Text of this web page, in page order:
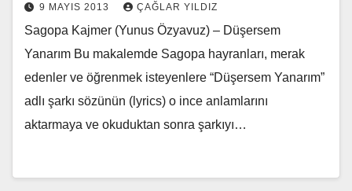
9 MAYIS 2013 ÇAĞLAR YILDIZ
Sagopa Kajmer (Yunus Özyavuz) – Düşersem
Yanarım Bu makalemde Sagopa hayranları, merak
edenler ve öğrenmek isteyenlere “Düşersem Yanarım”
adlı şarkı sözünün (lyrics) o ince anlamlarını
aktarmaya ve okuduktan sonra şarkıyı…